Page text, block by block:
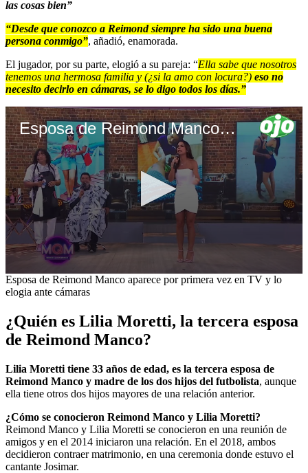
las cosas bien”
“Desde que conozco a Reimond siempre ha sido una buena
persona conmigo”, añadió, enamorada.
El jugador, por su parte, elogió a su pareja: “Ella sabe que nosotros
tenemos una hermosa familia y (¿si la amo con locura?) eso no
necesito decirlo en cámaras, se lo digo todos los días.”
Esposa de Reimond Manco aparece por primera vez en TV y lo elogia ante cámaras
0
seconds
minute,
47
seconds
Esposa de Reimond Manco aparece por primera vez en TV y lo
elogia ante cámaras
¿Quién es Lilia Moretti, la tercera esposa
de Reimond Manco?
Lilia Moretti tiene 33 años de edad, es la tercera esposa de
Reimond Manco y madre de los dos hijos del futbolista, aunque
ella tiene otros dos hijos mayores de una relación anterior.
¿Cómo se conocieron Reimond Manco y Lilia Moretti?
Reimond Manco y Lilia Moretti se conocieron en una reunión de
amigos y en el 2014 iniciaron una relación. En el 2018, ambos
decidieron contraer matrimonio, en una ceremonia donde estuvo el
cantante Josimar.